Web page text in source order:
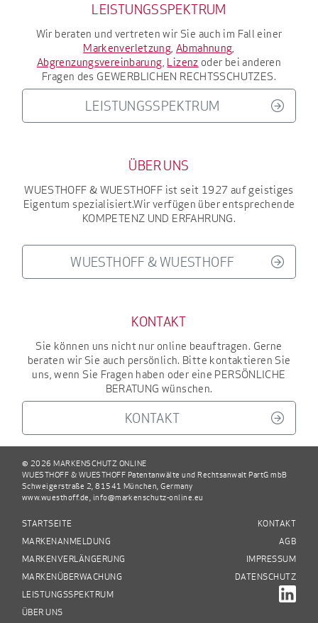
LEISTUNGSSPEKTRUM
Wir beraten und vertreten wir Sie auch im Fall einer
Markenverletzung,Abmahnung,
Abgrenzungsvereinbarung, Lizenz oder bei anderen
Fragen des GEWERBLICHEN RECHTSSCHUTZES.
LEISTUNGSSPEKTRUM
ÜBER UNS
WUESTHOFF & WUESTHOFF ist seit 1927 auf geistiges
Eigentum spezialisiert.Wir verfügen über entsprechende
KOMPETENZ UND ERFAHRUNG.
WUESTHOFF & WUESTHOFF
KONTAKT
Sie können uns nicht nur online beauftragen. Gerne
beraten wir Sie auch persönlich. Bitte kontaktieren Sie
uns, wenn Sie Fragen haben oder eine PERSÖNLICHE
BERATUNG wünschen.
KONTAKT
© 2026 MARKENSCHUTZ ONLINE
WUESTHOFF & WUESTHOFF Patentanwälte und Rechtsanwalt PartG mbB
Schweigerstraße 2, 81541 München, Germany
www.wuesthoff.de,info@markenschutz-online.eu
STARTSEITE
MARKENANMELDUNG
MARKENVERLÄNGERUNG
MARKENÜBERWACHUNG
KONTAKT
AGB
IMPRESSUM
DATENSCHUTZ
LEISTUNGSSPEKTRUM
ÜBER UNS